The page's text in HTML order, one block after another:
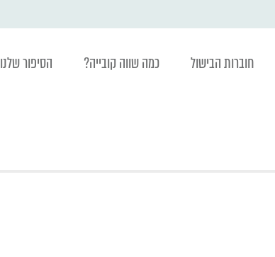
חוברות הבישול כמה שווה קובייה? הסיפור שלנו